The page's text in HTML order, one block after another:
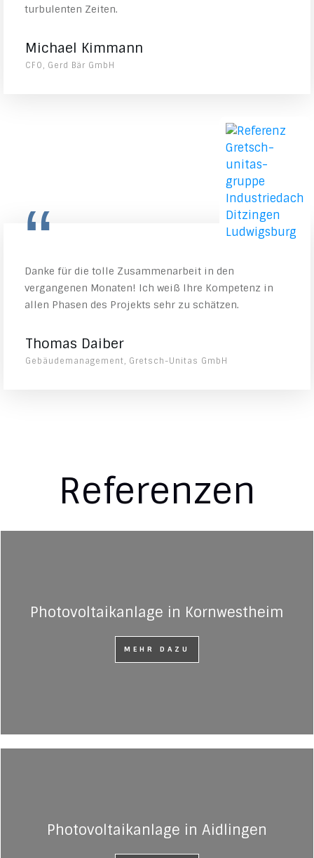
turbulenten Zeiten.
Michael Kimmann
CFO, Gerd Bär GmbH
“
Danke für die tolle Zusammenarbeit in den
vergangenen Monaten! Ich weiß Ihre Kompetenz in
allen Phasen des Projekts sehr zu schätzen.
Thomas Daiber
Gebäudemanagement, Gretsch-Unitas GmbH
Referenzen
Photovoltaikanlage in Kornwestheim
MEHR DAZU
Photovoltaikanlage in Aidlingen